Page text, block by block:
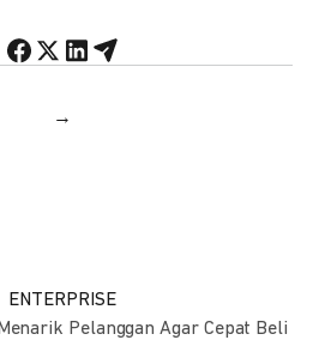
→
ENTERPRISE
Pelanggan Agar Cepat Beli